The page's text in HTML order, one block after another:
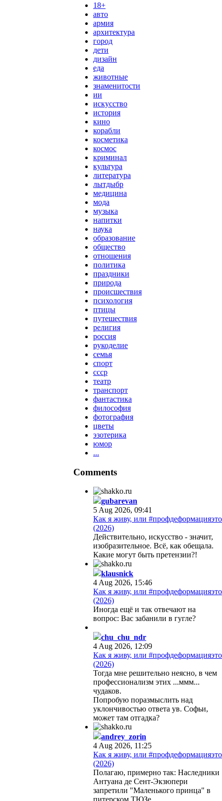
18+
авто
армия
архитектура
город
дети
дизайн
еда
животные
знаменитости
ии
искусство
история
кино
корабли
косметика
космос
криминал
культура
литература
лытдыбр
медицина
мода
музыка
напитки
наука
образование
общество
отношения
политика
праздники
природа
происшествия
психология
птицы
путешествия
религия
россия
рукоделие
семья
спорт
ссср
театр
транспорт
фантастика
философия
фотография
цветы
эзотерика
юмор
...
Comments
gubarevan
5 Aug 2026, 09:41
Как я живу, или #профдеформацияэто
(2026)
Действительно, искусство - значит,
изобразительное. Всё, как обещала.
Какие могут быть претензии?!
klausnick
4 Aug 2026, 15:46
Как я живу, или #профдеформацияэто
(2026)
Иногда ещё и так отвечают на
вопрос: Вас забанили в гугле?
chu_chu_ndr
4 Aug 2026, 12:09
Как я живу, или #профдеформацияэто
(2026)
Тогда мне решительно неясно, в чем
профессионализм этих ...ммм...
чудаков.
Попробую поразмыслить над
уклончивостью ответа ув. Софьи,
может там отгадка?
andrey_zorin
4 Aug 2026, 11:25
Как я живу, или #профдеформацияэто
(2026)
Полагаю, примерно так: Наследники
Антуана де Сент-Экзюпери
запретили "Маленького принца" в